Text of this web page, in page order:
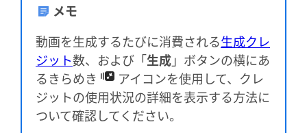
メモ
動画を生成するたびに消費される生成クレ
ジット数、および「生成」ボタンの横にあ
るきらめき
アイコンを使用して、クレ
ジットの使用状況の詳細を表示する方法に
ついて確認してください。